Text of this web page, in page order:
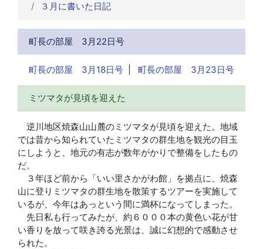
３月に書いた日記
町長の部屋 3月22日号
町長の部屋 3月18日号 町長の部屋 3月23日号
ミツマタが見頃を迎えた
逆川地区焼森山山麓のミツマタが見頃を迎えた。地域
では昔から知られていたミツマタの群生地を観光の目玉
にしようと、地元の有志が数年がかりで整備をしたもの
だ。
３年ほど前から「いい里さかがわ館」を拠点に、焼森
山に登りミツマタの群生地を散策するツアーを実施して
いるが、今年はあっという間に満杯になってしまった。
先日私も行ってみたが、約６０００本の黄色い花が甘
い香りを放って咲き誇る光景は、誠に幻想的で感動させ
られた。